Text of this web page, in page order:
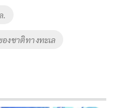
.
งชาติทางทะเล